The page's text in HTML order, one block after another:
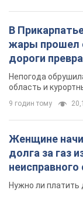
В
жары прошел
дороги
Непогода
область и
9 годин тому
Женщине
долга за газ
неисправного
вынес
Нужно ли платить